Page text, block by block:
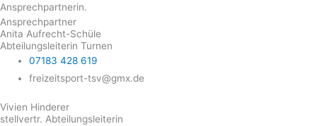
Ansprechpartnerin.
Ansprechpartner
Anita Aufrecht-Schüle
Abteilungsleiterin Turnen
07183 428 619
freizeitsport-tsv@gmx.de
Vivien Hinderer
stellvertr. Abteilungsleiterin